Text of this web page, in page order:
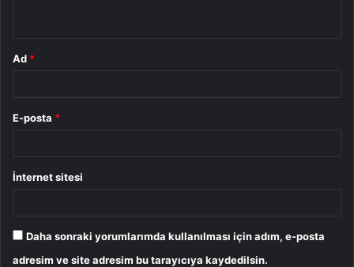
Ad *
E-posta *
İnternet sitesi
Daha sonraki yorumlarımda kullanılması için adım, e-posta
adresim ve site adresim bu tarayıcıya kaydedilsin.